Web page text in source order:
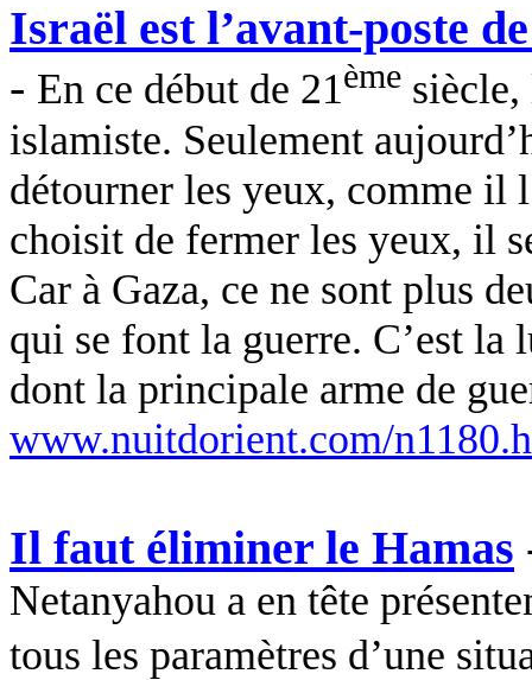
Israël est l’avant-poste
- En ce début de 21ème siècle,
islamiste. Seulement
détourner les yeux, comme il
choisit de fermer les yeux, il
Car à Gaza, ce ne sont plus
qui se font la guerre. C’est la
dont la principale arme de
www.nuitdorient.com/
Il faut éliminer le Hamas
Netanyahou a en tête
tous les paramètres d’une